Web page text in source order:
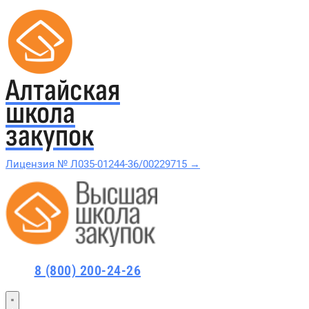
Алтайская
школа
закупок
Лицензия № Л035-01244-36/00229715 →
Проверить в реестре Рособрнадзора →
Курсы по 44-ФЗ
8 (800) 200-24-26